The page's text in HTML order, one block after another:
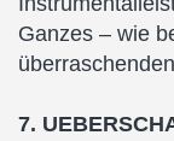
Ganzes – wie
7.